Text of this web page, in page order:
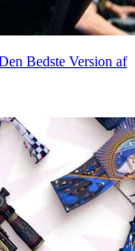
Bedste Version af